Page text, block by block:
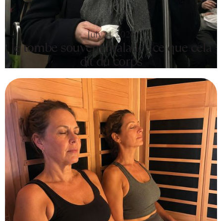
July 24, 2026
Je tombe souvent malade : ce que cela
dit du corps